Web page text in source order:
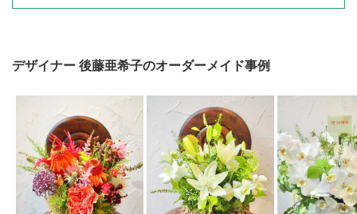
デザイナー 後藤亜希子のオーダーメイド事例